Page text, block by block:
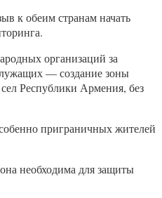
к обеим странам начать
организаций за
— создание зоны
Республики Армения, без
приграничных жителей
необходима для защиты